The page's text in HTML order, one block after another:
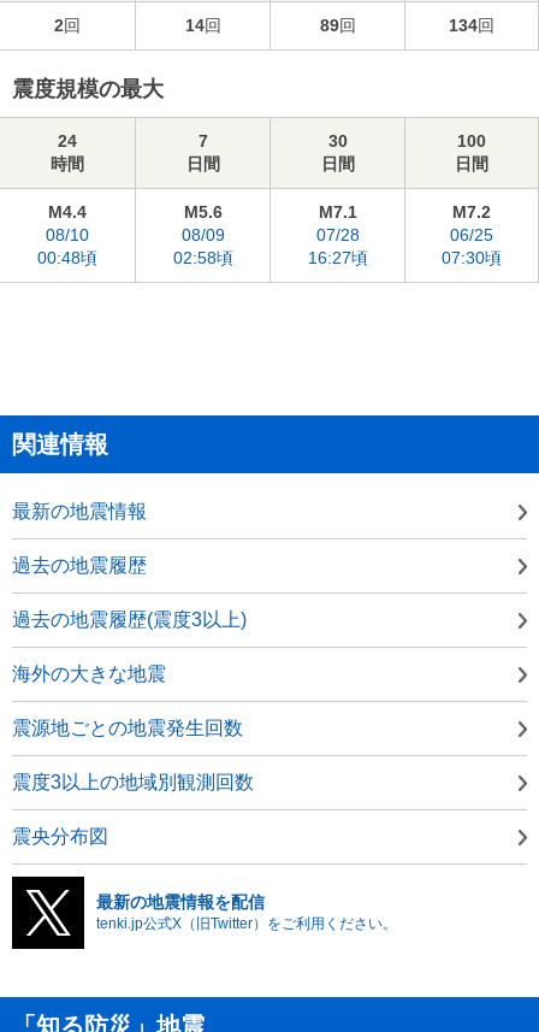
2回 14回 89回 134回
震度規模の最大
24
時間
7
日間
30
日間
100
日間
M4.4
08/10
00:48頃
M5.6
08/09
02:58頃
M7.1
07/28
16:27頃
M7.2
06/25
07:30頃
関連情報
最新の地震情報
過去の地震履歴
過去の地震履歴(震度3以上)
海外の大きな地震
震源地ごとの地震発生回数
震度3以上の地域別観測回数
震央分布図
最新の地震情報を配信
tenki.jp公式X（旧Twitter）をご利用ください。
「知る防災」地震